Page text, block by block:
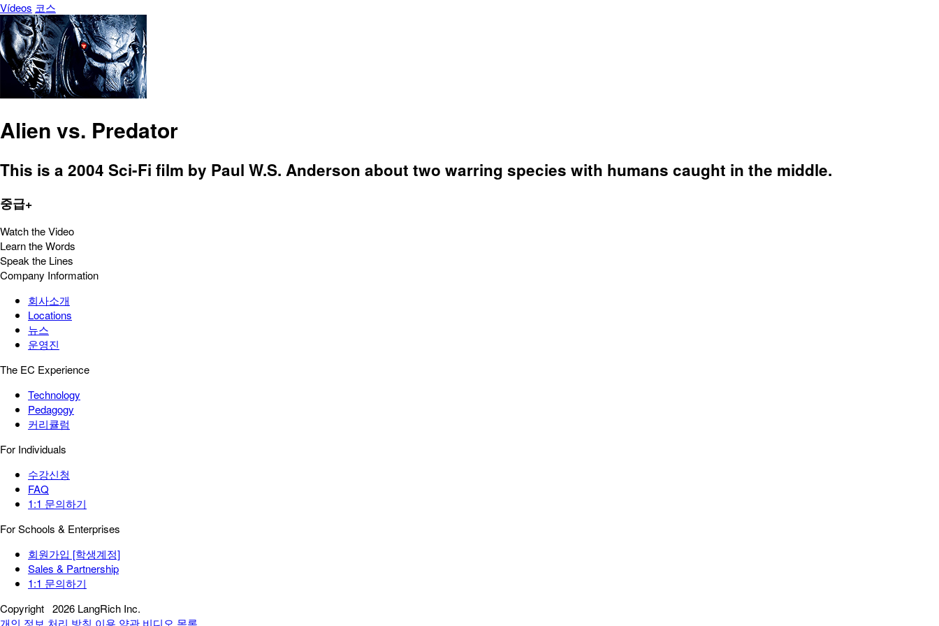
Vídeos 코스
Alien vs. Predator
This is a 2004 Sci-Fi film by Paul W.S. Anderson about two warring species with humans caught in the middle.
중급+
Watch the Video
Learn the Words
Speak the Lines
Company Information
회사소개
Locations
뉴스
운영진
The EC Experience
Technology
Pedagogy
커리큘럼
For Individuals
수강신청
FAQ
1:1 문의하기
For Schools & Enterprises
회원가입 [학생계정]
Sales & Partnership
1:1 문의하기
Copyright 2026 LangRich Inc.